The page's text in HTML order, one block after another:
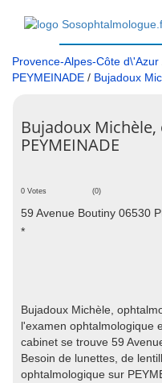
Provence-Alpes-Côte d\'Azur
PEYMEINADE / Bujadoux
Bujadoux
PEYMEINADE
0 Votes (0)
59 Avenue Boutiny 06530
*
Bujadoux Michèle,
l'examen ophtalmologique
cabinet se trouve 59
Besoin de lunettes, de
ophtalmologique sur